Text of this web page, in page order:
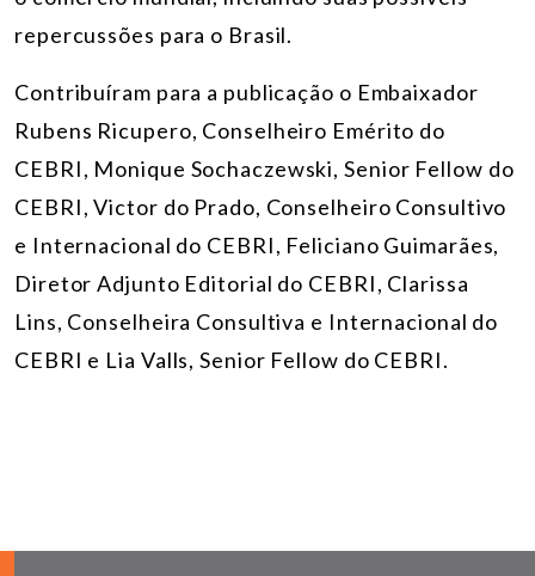
repercussões para o Brasil.
Contribuíram para a publicação o Embaixador
Rubens Ricupero, Conselheiro Emérito do
CEBRI, Monique Sochaczewski, Senior Fellow do
CEBRI, Victor do Prado, Conselheiro Consultivo
e Internacional do CEBRI, Feliciano Guimarães,
Diretor Adjunto Editorial do CEBRI, Clarissa
Lins, Conselheira Consultiva e Internacional do
CEBRI e Lia Valls, Senior Fellow do CEBRI.